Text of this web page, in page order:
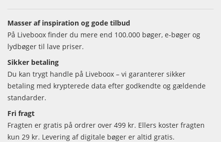
Masser af inspiration og gode tilbud
På Liveboox finder du mere end 100.000 bøger, e-bøger og
lydbøger til lave priser.
Sikker betaling
Du kan trygt handle på Liveboox – vi garanterer sikker
betaling med krypterede data efter godkendte og gældende
standarder.
Fri fragt
Fragten er gratis på ordrer over 499 kr. Ellers koster fragten
kun 29 kr. Levering af digitale bøger er altid gratis.